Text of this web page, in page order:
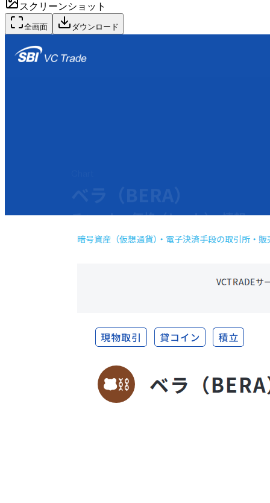
スクリーンショット
全画面 ダウンロード